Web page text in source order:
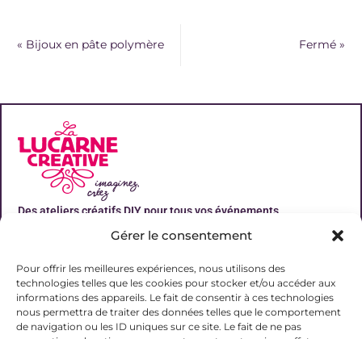
Gérer le consentement
Pour offrir les meilleures expériences, nous utilisons des
technologies telles que les cookies pour stocker et/ou accéder aux
informations des appareils. Le fait de consentir à ces technologies
nous permettra de traiter des données telles que le comportement
de navigation ou les ID uniques sur ce site. Le fait de ne pas
« Bijoux en pâte polymère Fermé »
Des ateliers créatifs DIY pour tous vos événements
Liens utiles
Contact